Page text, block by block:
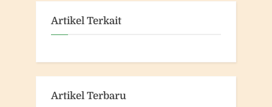
Artikel Terkait
Artikel Terbaru